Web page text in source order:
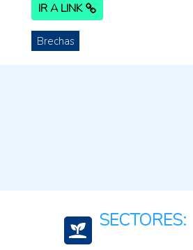
IR A LINK
Brechas
SECTORES: